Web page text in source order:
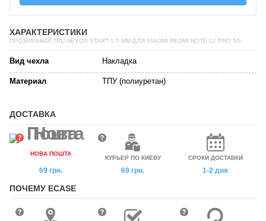
ХАРАКТЕРИСТИКИ
ПРОЗРАЧНЫЙ TPU ЧЕХОЛ START 1.5 ММ ДЛЯ XIAOMI REDMI NOTE 12 PRO 5G
Вид чехла Накладка
Материал ТПУ (полиуретан)
ДОСТАВКА
НОВА ПОШТА
69 грн.
КУРЬЕР ПО КИЕВУ
69 грн.
СРОКИ ДОСТАВКИ
1-2 дня
ПОЧЕМУ ECASE